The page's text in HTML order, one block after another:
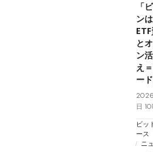
「
ン
と
ン
え
ー
日
ビッ
ース
ニ